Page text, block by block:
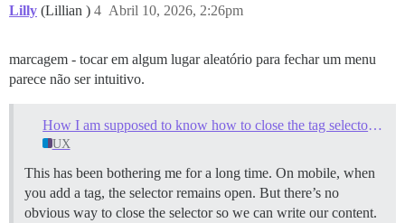
Lilly (Lillian ) Abril 10, 2026, 2:26pm
4
marcagem - tocar em algum lugar aleatório para fechar um menu
parece não ser intuitivo.
How I am supposed to know how to close the tag selector on mobile?
UX
This has been bothering me for a long time. On mobile, when
you add a tag, the selector remains open. But there’s no
obvious way to close the selector so we can write our content.